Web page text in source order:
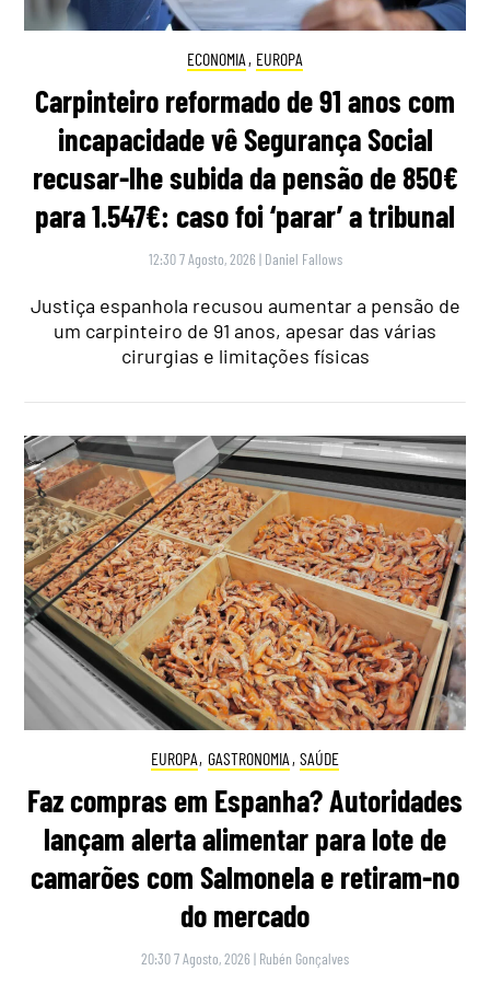
ECONOMIA , EUROPA
Carpinteiro reformado de 91 anos com
incapacidade vê Segurança Social
recusar-lhe subida da pensão de 850€
para 1.547€: caso foi ‘parar’ a tribunal
12:30 7 Agosto, 2026 | Daniel Fallows
Justiça espanhola recusou aumentar a pensão de
um carpinteiro de 91 anos, apesar das várias
cirurgias e limitações físicas
EUROPA, GASTRONOMIA , SAÚDE
Faz compras em Espanha? Autoridades
lançam alerta alimentar para lote de
camarões com Salmonela e retiram-no
do mercado
20:30 7 Agosto, 2026 | Rubén Gonçalves